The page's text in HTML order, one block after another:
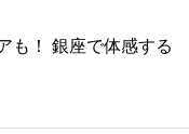
も！ 銀座で体感する